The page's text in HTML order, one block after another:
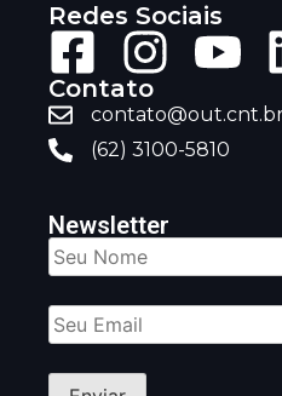
Redes Sociais
Contato
(62) 3100-5810
Newsletter